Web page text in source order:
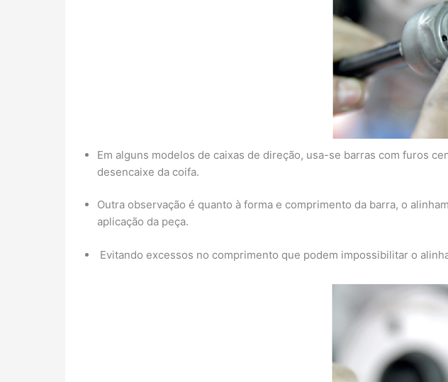
Em alguns modelos de caixas de direção, usa-se barras com furos
desencaixe da coifa.
Outra observação é quanto à forma e comprimento da barra, o
aplicação da peça.
Evitando excessos no comprimento que podem impossibilitar o